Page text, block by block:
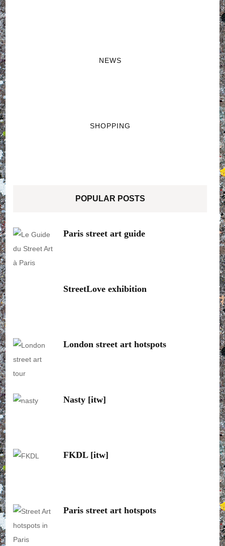
NEWS
SHOPPING
POPULAR POSTS
Paris street art guide
StreetLove exhibition
London street art hotspots
Nasty [itw]
FKDL [itw]
Paris street art hotspots